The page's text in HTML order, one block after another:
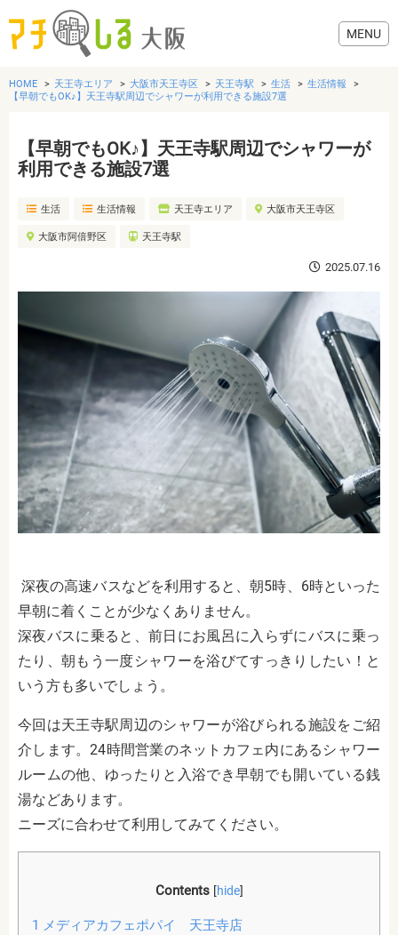
グルメ
歯医者・病院
HOME 天王寺エリア 大阪市天王寺区 天王寺駅 生活
生活情報
【早朝でもOK♪】天王寺駅周辺でシャワーが利用できる施設7選
【早朝でもOK♪】天王寺駅周辺でシャワーが
利用できる施設7選
生活 生活情報 天王寺エリア 大阪市天王寺区
大阪市阿倍野区 天王寺駅
2025.07.16
深夜の高速バスなどを利用すると、朝5時、6時といった
早朝に着くことが少なくありません。
深夜バスに乗ると、前日にお風呂に入らずにバスに乗っ
たり、朝もう一度シャワーを浴びてすっきりしたい！と
いう方も多いでしょう。
今回は天王寺駅周辺のシャワーが浴びられる施設をご紹
介します。24時間営業のネットカフェ内にあるシャワー
ルームの他、ゆったりと入浴でき早朝でも開いている銭
湯などあります。
ニーズに合わせて利用してみてください。
Contents [hide]
1 メディアカフェポパイ 天王寺店